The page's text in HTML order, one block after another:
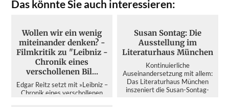
Das könnte Sie auch interessieren:
Wollen wir ein wenig
miteinander denken? -
Filmkritik zu "Leibniz -
Chronik eines
verschollenen Bil...
Edgar Reitz setzt mit »Leibniz –
Chronik eines verschollenen
Susan Sontag: Die
Ausstellung im
Literaturhaus München
Kontinuierliche
Auseinandersetzung mit allem:
Das Literaturhaus München
inszeniert die Susan-Sontag-